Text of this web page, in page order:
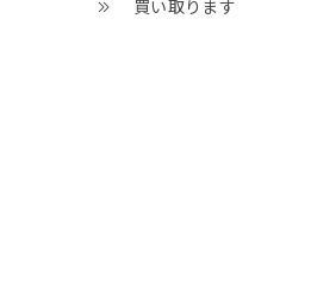
買い取ります